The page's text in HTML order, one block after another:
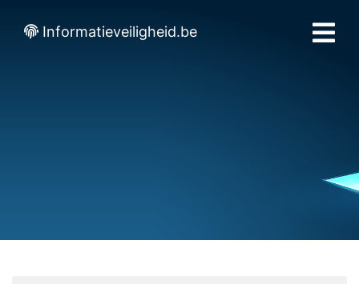
Informatieveiligheid.be